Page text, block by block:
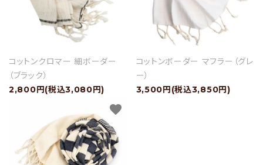
- ご利用ガイド
- まとめ買いでお得
- 配送方法・送料について
- 返品について
- 特定商取引法に基づく表記
- プライバシーポリシー
- 会員登録・メルマガ登録
コットンクロマー 細ボーダー
（ブラック）
2,800円(税込3,080円)
コットンボーダー マフラー（グレ
ー）
3,500円(税込3,850円)
favorite